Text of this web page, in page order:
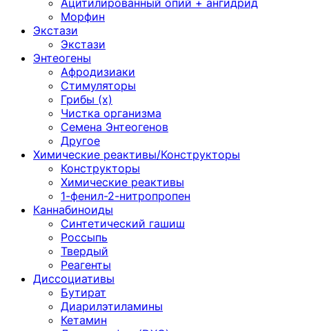
Ацитилированный опий + ангидрид
Морфин
Экстази
Экстази
Энтеогены
Афродизиаки
Стимуляторы
Грибы (х)
Чистка организма
Семена Энтеогенов
Другое
Химические реактивы/Конструкторы
Конструкторы
Химические реактивы
1-фенил-2-нитропропен
Каннабиноиды
Синтетический гашиш
Россыпь
Твердый
Реагенты
Диссоциативы
Бутират
Диарилэтиламины
Кетамин